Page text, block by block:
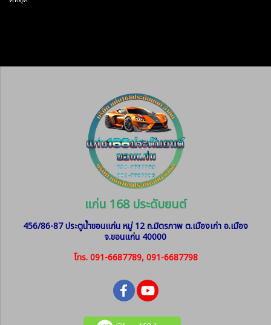
แก่น 168 ประดับยนต์
456/86-87 ประตูน้ำขอนแก่น หมู่ 12ถ.มิตรภาพ ต.เมืองเก่า อ.เมือง
จ.ขอนแก่น 40000
โทร. 091-6687789, 091-6687798